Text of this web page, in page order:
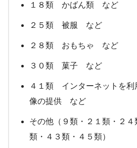
１８類 かばん類 など
２５類 被服 など
２８類 おもちゃ など
３０類 菓子 など
４１類 インターネットを利
像の提供 など
その他（９類・２１類・２４
類・４３類・４５類）